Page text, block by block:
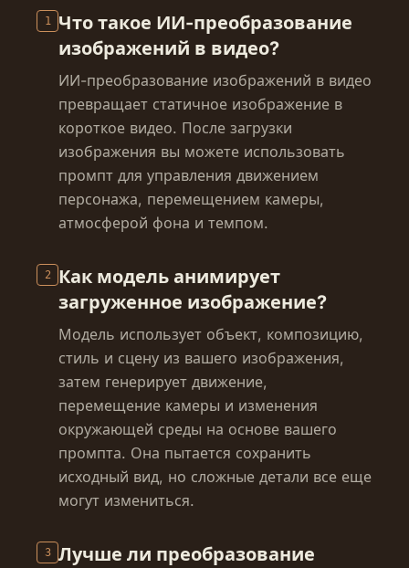
1
Что такое ИИ-преобразование
изображений в видео?
ИИ-преобразование изображений в видео
превращает статичное изображение в
короткое видео. После загрузки
изображения вы можете использовать
промпт для управления движением
персонажа, перемещением камеры,
атмосферой фона и темпом.
2
Как модель анимирует
загруженное изображение?
Модель использует объект, композицию,
стиль и сцену из вашего изображения,
затем генерирует движение,
перемещение камеры и изменения
окружающей среды на основе вашего
промпта. Она пытается сохранить
исходный вид, но сложные детали все еще
могут измениться.
3
Лучше ли преобразование